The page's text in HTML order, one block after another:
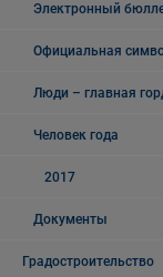
Электронный
Официальная
Люди – главная
Человек года
2017
Документы
Градостроительство